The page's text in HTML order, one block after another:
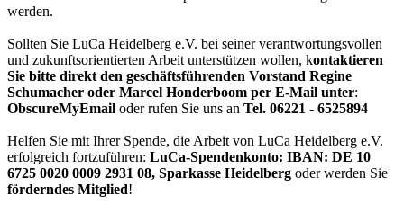
werden.
Sollten Sie LuCa Heidelberg e.V. bei seiner verantwortungsvollen
und zukunftsorientierten Arbeit unterstützen wollen, kontaktieren
Sie bitte direkt den geschäftsführenden Vorstand Regine
Schumacher oder Marcel Honderboom per E-Mail unter:
ObscureMyEmail oder rufen Sie uns an Tel. 06221 - 6525894
Helfen Sie mit Ihrer Spende, die Arbeit von LuCa Heidelberg e.V.
erfolgreich fortzuführen: LuCa-Spendenkonto: IBAN: DE 10
6725 0020 0009 2931 08, Sparkasse Heidelberg oder werden Sie
förderndes Mitglied!